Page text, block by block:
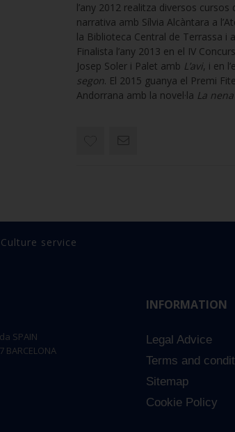
l’any 2012 realitza diversos cursos
narrativa amb Sílvia Alcàntara a
la Biblioteca Central de Terrassa i
Finalista l’any 2013 en el IV
Josep Soler i Palet amb L’avi, i en
segon. El 2015 guanya el Premi
Andorrana amb la novel·la La
Culture service
SPAIN
BARCELONA
INFORMATION
Legal Advice
Terms and
Sitemap
Cookie Policy